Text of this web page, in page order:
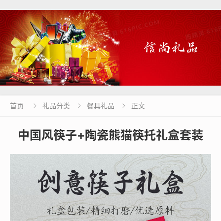
首页  礼品分类  餐具礼品  正文
中国风筷子+陶瓷熊猫筷托礼盒套装